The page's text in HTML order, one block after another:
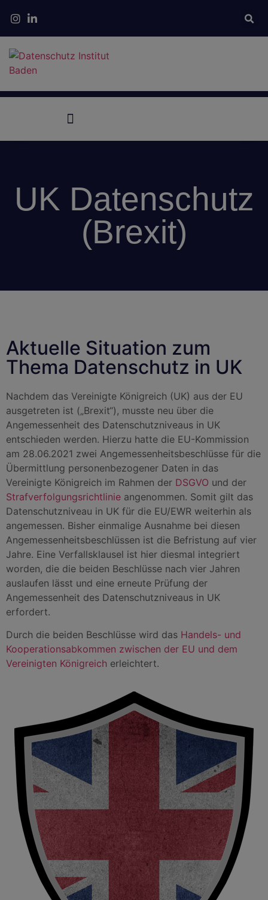
UK Datenschutz
(Brexit)
Aktuelle Situation zum
Thema Datenschutz in UK
Nachdem das Vereinigte Königreich (UK) aus der EU
ausgetreten ist („Brexit“), musste neu über die
Angemessenheit des Datenschutzniveaus in UK
entschieden werden. Hierzu hatte die EU-Kommission
am 28.06.2021 zwei Angemessenheitsbeschlüsse für die
Übermittlung personenbezogener Daten in das
Vereinigte Königreich im Rahmen der DSGVO und der
Strafverfolgungsrichtlinie angenommen. Somit gilt das
Datenschutzniveau in UK für die EU/EWR weiterhin als
angemessen. Bisher einmalige Ausnahme bei diesen
Angemessenheitsbeschlüssen ist die Befristung auf vier
Jahre. Eine Verfallsklausel ist hier diesmal integriert
worden, die die beiden Beschlüsse nach vier Jahren
auslaufen lässt und eine erneute Prüfung der
Angemessenheit des Datenschutzniveaus in UK
erfordert.
Durch die beiden Beschlüsse wird das Handels- und
Kooperationsabkommen zwischen der EU und dem
Vereinigten Königreich erleichtert.